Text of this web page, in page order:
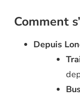
Comment
Depuis